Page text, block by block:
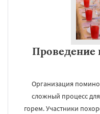
Проведение
Организация
сложный процесс
горем. Участники